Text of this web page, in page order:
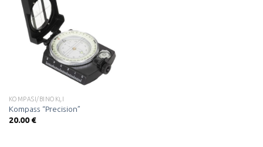
sarakstam
KOMPASI/BINOKĻI
Kompass “Precision”
20.00€